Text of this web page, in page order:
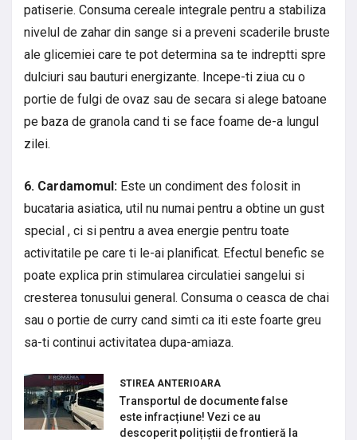
patiserie. Consuma cereale integrale pentru a stabiliza
nivelul de zahar din sange si a preveni scaderile bruste
ale glicemiei care te pot determina sa te indreptti spre
dulciuri sau bauturi energizante. Incepe-ti ziua cu o
portie de fulgi de ovaz sau de secara si alege batoane
pe baza de granola cand ti se face foame de-a lungul
zilei.
6. Cardamomul: Este un condiment des folosit in
bucataria asiatica, util nu numai pentru a obtine un gust
special , ci si pentru a avea energie pentru toate
activitatile pe care ti le-ai planificat. Efectul benefic se
poate explica prin stimularea circulatiei sangelui si
cresterea tonusului general. Consuma o ceasca de chai
sau o portie de curry cand simti ca iti este foarte greu
sa-ti continui activitatea dupa-amiaza.
STIREA ANTERIOARA
Transportul de documente false
este infracțiune! Vezi ce au
descoperit polițiștii de frontieră la